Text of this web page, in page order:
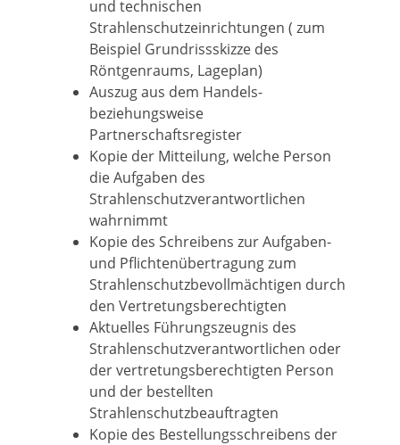
und technischen
Strahlenschutzeinrichtungen ( zum
Beispiel Grundrissskizze des
Röntgenraums, Lageplan)
Auszug aus dem Handels-
beziehungsweise
Partnerschaftsregister
Kopie der Mitteilung, welche Person
die Aufgaben des
Strahlenschutzverantwortlichen
wahrnimmt
Kopie des Schreibens zur Aufgaben-
und Pflichtenübertragung zum
Strahlenschutzbevollmächtigen durch
den Vertretungsberechtigten
Aktuelles Führungszeugnis des
Strahlenschutzverantwortlichen oder
der vertretungsberechtigten Person
und der bestellten
Strahlenschutzbeauftragten
Kopie des Bestellungsschreibens der